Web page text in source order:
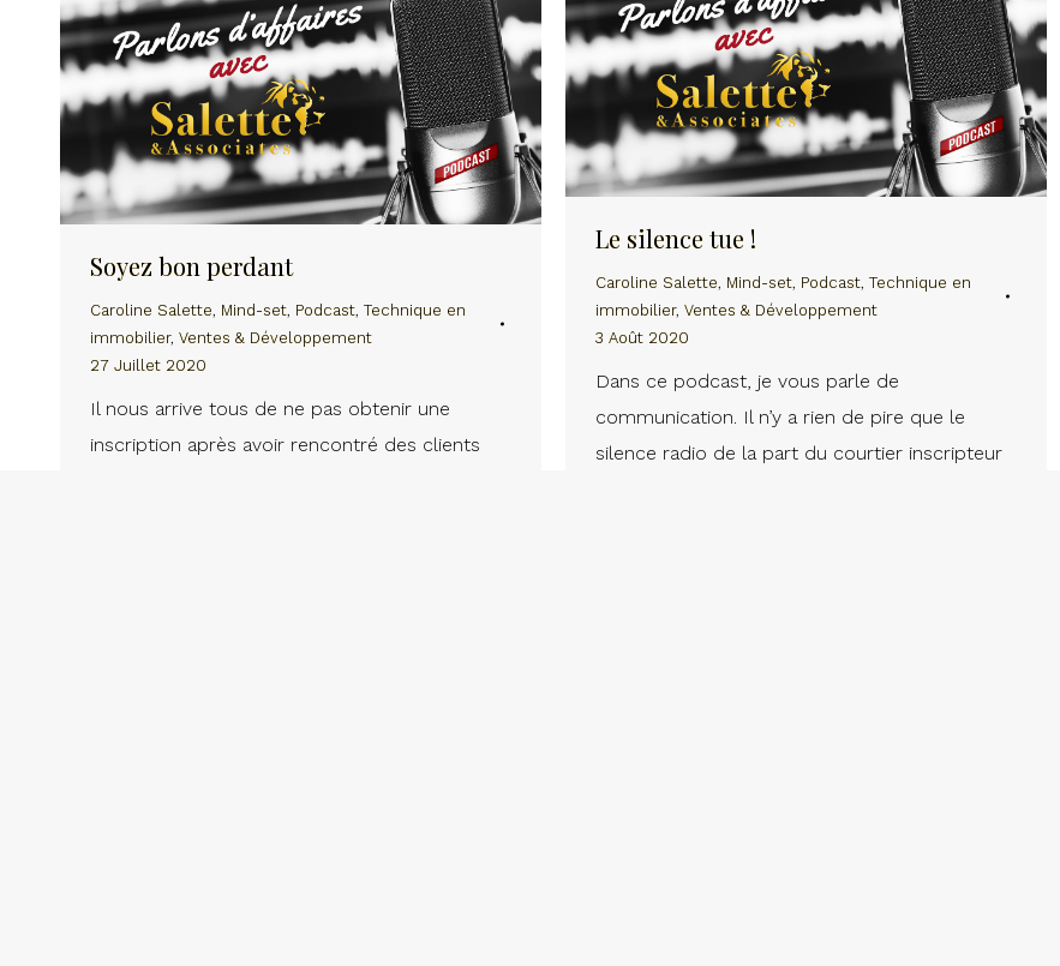
Le silence tue !
Caroline Salette, Mind-set, Podcast, Technique en
immobilier, Ventes & Développement
3 Août 2020
Dans ce podcast, je vous parle de
communication. Il n’y a rien de pire que le
silence radio de la part du courtier inscripteur
Soyez bon perdant
Caroline Salette, Mind-set, Podcast, Technique en
immobilier, Ventes & Développement
27 Juillet 2020
Il nous arrive tous de ne pas obtenir une
inscription après avoir rencontré des clients